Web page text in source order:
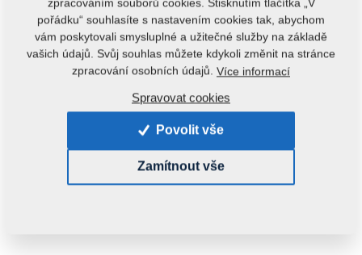
3001647
Tento díl je použitelný i pro následující stroje:
zpracováním souborů cookies. Stisknutím tlačítka „V
pořádku“ souhlasíte s nastavením cookies tak, abychom
vám poskytovali smysluplné a užitečné služby na základě
vašich údajů. Svůj souhlas můžete kdykoli změnit na stránce
zpracování osobních údajů. Více informací
Spravovat cookies
Povolit vše
Zamítnout vše